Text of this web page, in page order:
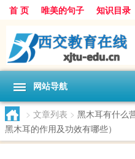
首 页 唯美的句子 知识目录
网站导航
> 文章列表 > 黑木耳有什么
黑木耳的作用及功效有哪些）